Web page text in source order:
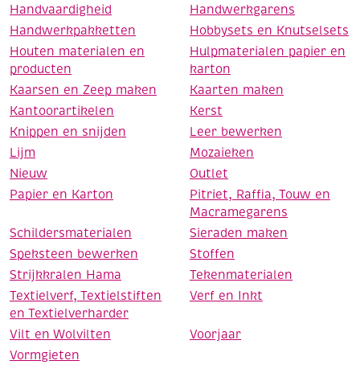
Handvaardigheid
Handwerkgarens
Handwerkpakketten
Hobbysets en Knutselsets
Houten materialen en
producten
Hulpmaterialen papier en
karton
Kaarsen en Zeep maken
Kaarten maken
Kantoorartikelen
Kerst
Knippen en snijden
Leer bewerken
Lijm
Mozaieken
Nieuw
Outlet
Papier en Karton
Pitriet, Raffia, Touw en
Macramegarens
Schildersmaterialen
Sieraden maken
Speksteen bewerken
Stoffen
Strijkkralen Hama
Tekenmaterialen
Textielverf, Textielstiften
en Textielverharder
Verf en Inkt
Vilt en Wolvilten
Voorjaar
Vormgieten